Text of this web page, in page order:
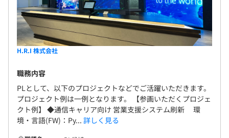
エンジニアは約380名で構成されています。
プロジェクトに従事していただくことが多いです。
H.R.I 株式会社
職務内容
PLとして、以下のプロジェクトなどでご活躍いただきます。
プロジェクト例は一例となります。 【参画いただくプロジェ
クト例】 ◆通信キャリア向け 営業支援システム刷新 環
境・言語(FW)：Py... 詳しく見る